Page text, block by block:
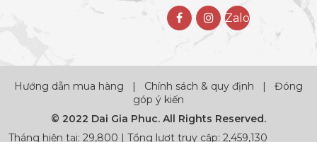
Zalo
Hướng dẫn mua hàng | Chính sách & quy định | Đóng
góp ý kiến
© 2022 Dai Gia Phuc. All Rights Reserved.
Tháng hiện tại: 29,800 | Tổng lượt truy cập: 2,459,130